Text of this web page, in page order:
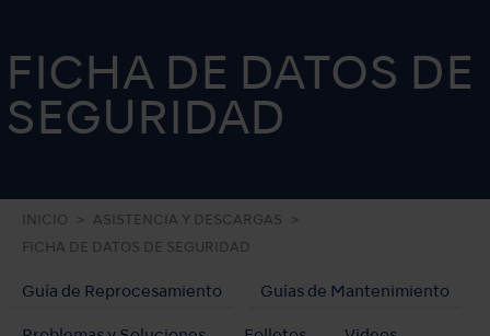
FICHA DE DATOS DE
SEGURIDAD
INICIO ASISTENCIA Y DESCARGAS
FICHA DE DATOS DE SEGURIDAD
Guía de Reprocesamiento Guías de Mantenimiento